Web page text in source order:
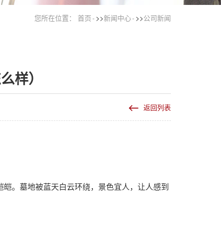
您所在位置： 首页 >>新闻中心 >>公司新闻
样）
返回列表
。墓地被蓝天白云环绕，景色宜人，让人感到